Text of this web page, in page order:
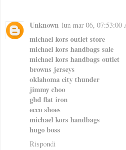
Unknown lun mar 06, 07:53:00
michael kors outlet store
michael kors handbags sale
michael kors handbags outlet
browns jerseys
oklahoma city thunder
jimmy choo
ghd flat iron
ecco shoes
michael kors handbags
hugo boss
Rispondi